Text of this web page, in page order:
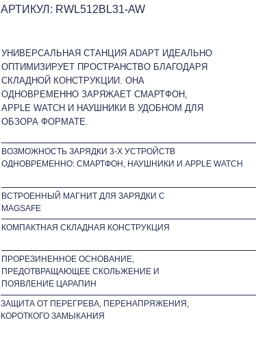
ВОЗМОЖНОСТЬ ЗАРЯДКИ 3-Х УСТРОЙСТВ
ОДНОВРЕМЕННО: СМАРТФОН, НАУШНИКИ И APPLE WATCH
ВСТРОЕННЫЙ МАГНИТ ДЛЯ ЗАРЯДКИ С
MAGSAFE
КОМПАКТНАЯ СКЛАДНАЯ КОНСТРУКЦИЯ
АРТИКУЛ: RWL512BL31-AW
ПРОРЕЗИНЕННОЕ ОСНОВАНИЕ,
ПРЕДОТВРАЩАЮЩЕЕ СКОЛЬЖЕНИЕ И
ПОЯВЛЕНИЕ ЦАРАПИН
УНИВЕРСАЛЬНАЯ СТАНЦИЯ ADAPT ИДЕАЛЬНО
ОПТИМИЗИРУЕТ ПРОСТРАНСТВО БЛАГОДАРЯ
СКЛАДНОЙ КОНСТРУКЦИИ. ОНА
ОДНОВРЕМЕННО ЗАРЯЖАЕТ СМАРТФОН,
APPLE WATCH И НАУШНИКИ В УДОБНОМ ДЛЯ
ОБЗОРА ФОРМАТЕ.
ЗАЩИТА ОТ ПЕРЕГРЕВА, ПЕРЕНАПРЯЖЕНИЯ,
КОРОТКОГО ЗАМЫКАНИЯ